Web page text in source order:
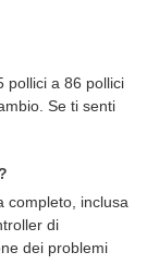
pollici a 86 pollici
Se ti senti
completo, inclusa
di
dei problemi